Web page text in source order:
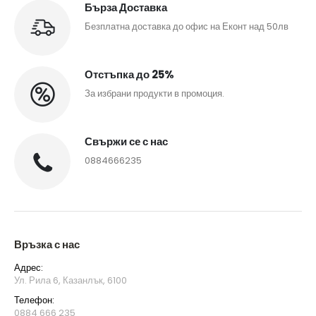
Бърза Доставка
Безплатна доставка до офис на Еконт над 50лв
Отстъпка до 25%
За избрани продукти в промоция.
Свържи се с нас
0884666235
Връзка с нас
Адрес:
Ул. Рила 6, Казанлък, 6100
Телефон:
0884 666 235